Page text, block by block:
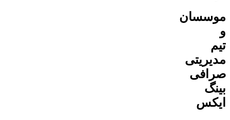
موسسان
و
تیم
مدیریتی
صرافی
بینگ
ایکس